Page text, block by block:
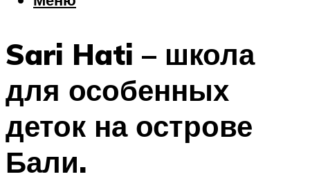
Шоппинг
Что посетить
Меню
Sari Hati – школа
для особенных
деток на острове
Бали.